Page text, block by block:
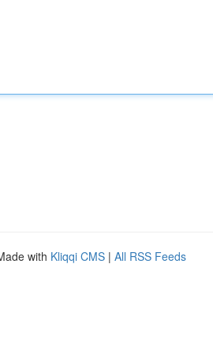
with Kliqqi CMS | All RSS Feeds